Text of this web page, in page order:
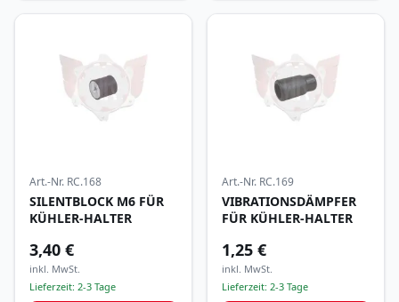
Art.-Nr. RC.168
SILENTBLOCK M6 FÜR
KÜHLER-HALTER
3,40 €
inkl. MwSt.
Lieferzeit: 2-3 Tage
Art.-Nr. RC.169
VIBRATIONSDÄMPFER
FÜR KÜHLER-HALTER
1,25 €
inkl. MwSt.
Lieferzeit: 2-3 Tage